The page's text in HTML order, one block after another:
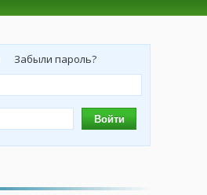
Забыли пароль?
Войти